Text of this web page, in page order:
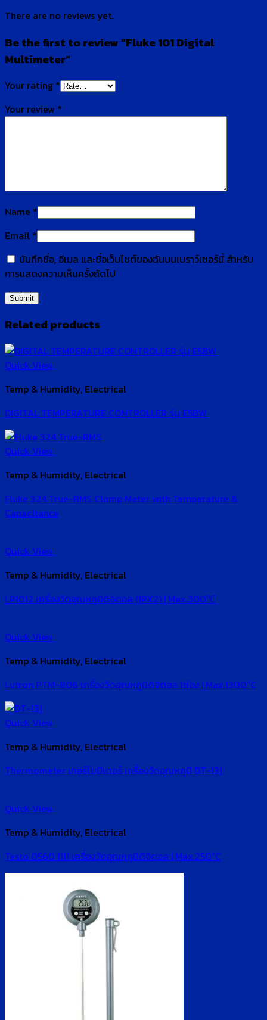
There are no reviews yet.
Be the first to review “Fluke 101 Digital
Multimeter”
Your rating *
Your review *
Name *
Email *
บันทึกชื่อ, อีเมล และชื่อเว็บไซต์ของฉันบนเบราว์เซอร์นี้ สำหรับ
การแสดงความเห็นครั้งถัดไป
Related products
Quick View
Temp & Humidity, Electrical
DIGITAL TEMPERATURE CONTROLLER รุ่น E5BW
Quick View
Temp & Humidity, Electrical
Fluke 324 True-RMS Clamp Meter with Temperature &
Capacitance
Quick View
Temp & Humidity, Electrical
LP1012 เครื่องวัดอุณหภูมิดิจิตอล (IPX2) | Max.300℃
Quick View
Temp & Humidity, Electrical
Lutron PTM-806 เครื่องวัดอุณหภูมิดิจิตอล 1ช่อง | Max.1300°C
Quick View
Temp & Humidity, Electrical
Thermometer เทอร์โมมิเตอร์ เครื่องวัดอุณหภูมิ DT-131
Quick View
Temp & Humidity, Electrical
Testo 0560 1111 เครื่องวัดอุณหภูมิดิจิตอล | Max.250°C